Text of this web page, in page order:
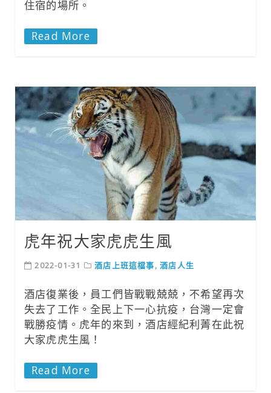
住宿的場所。
Read More
虎年祝大家虎虎生風
2022-01-31 酒店上班這檔事,酒店人生
酒店復業後，員工們皆戰戰兢兢，不希望再次
失去了工作。全民上下一心抗疫，台灣一定會
戰勝疫情。虎年的來到，酒店經紀利菁在此祝
大家虎虎生風！
Read More